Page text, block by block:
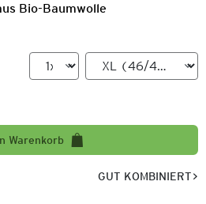
Bio-Baumwolle
Warenkorb
GUT KOMBINIERT